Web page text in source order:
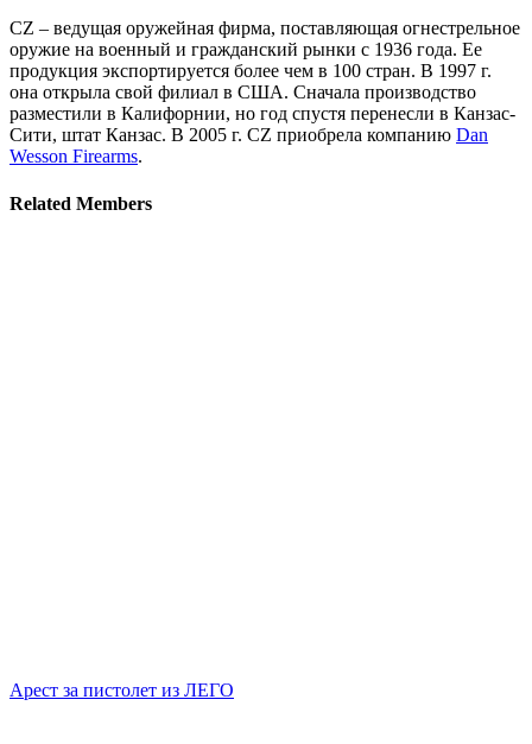
CZ – ведущая оружейная фирма, поставляющая огнестрельное
оружие на военный и гражданский рынки с 1936 года. Ее
продукция экспортируется более чем в 100 стран. В 1997 г.
она открыла свой филиал в США. Сначала производство
разместили в Калифорнии, но год спустя перенесли в Канзас-
Сити, штат Канзас. В 2005 г. CZ приобрела компанию Dan
Wesson Firearms.
Related Members
Арест за пистолет из ЛЕГО